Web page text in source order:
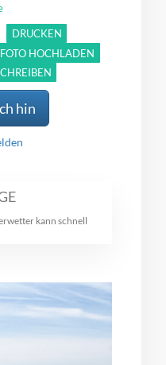
DRUCKEN
FOTO HOCHLADEN
hin
kann schnell